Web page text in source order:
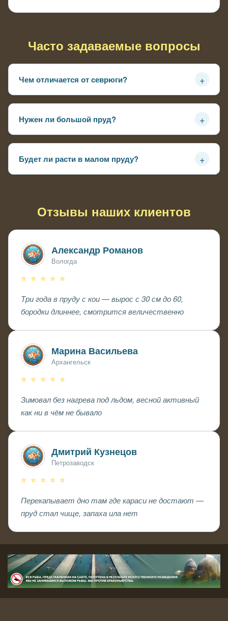
Часто задаваемые вопросы
Чем отличается от севрюги? +
Нужен ли большой пруд? +
Будет ли расти в малом пруду? +
Отзывы наших клиентов
Александр Романов
Вологда
⭐ ⭐ ⭐ ⭐ ⭐
Три года в пруду с кои — вырос с 30 см до 60,
бородки длиннее, смотрится величественно
Марина Васильева
Архангельск
⭐ ⭐ ⭐ ⭐ ⭐
Зимовал без нагрева под льдом, весной активный
как ни в чём не бывало
Дмитрий Кузнецов
Петрозаводск
⭐ ⭐ ⭐ ⭐ ⭐
Перекапывает дно там где караси не достают —
пруд стал чище, запаха ила нет